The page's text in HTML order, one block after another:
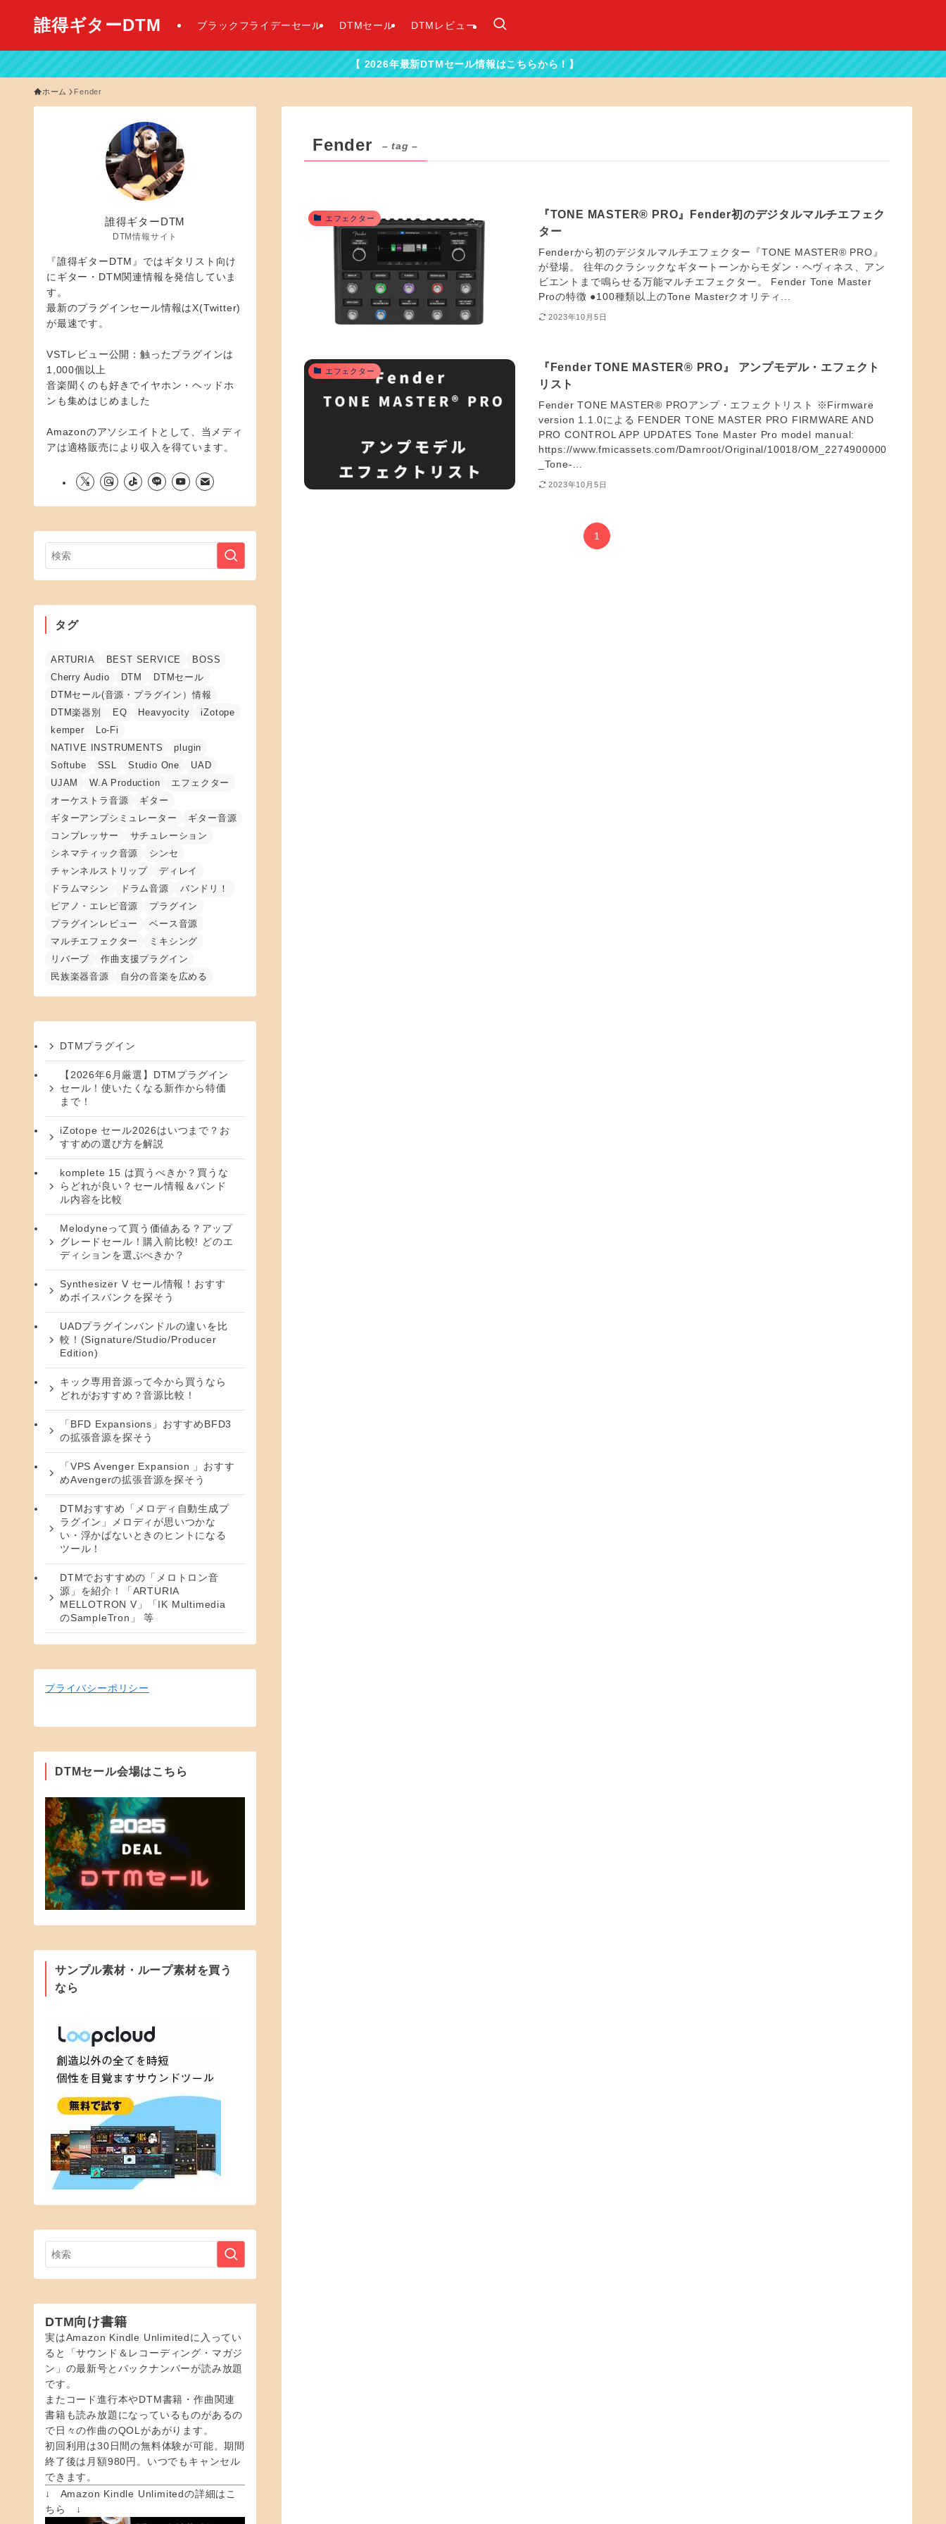
誰得ギターDTM ブラックフライデーセール DTMセール DTMレビュー
【 2026年最新DTMセール情報はこちらから！】
ホーム Fender
Fender – tag –
エフェクター
『TONE MASTER® PRO』Fender初のデジタルマルチエフェク
ター
Fenderから初のデジタルマルチエフェクター『TONE MASTER® PRO』
が登場。 往年のクラシックなギタートーンからモダン・ヘヴィネス、アン
ビエントまで鳴らせる万能マルチエフェクター。 Fender Tone Master
Proの特徴 ●100種類以上のTone Masterクオリティ...
2023年10月5日
エフェクター
『Fender TONE MASTER® PRO』 アンプモデル・エフェクト
リスト
Fender TONE MASTER® PROアンプ・エフェクトリスト ※Firmware
version 1.1.0による FENDER TONE MASTER PRO FIRMWARE AND
PRO CONTROL APP UPDATES Tone Master Pro model manual:
https://www.fmicassets.com/Damroot/Original/10018/OM_2274900000
_Tone-...
2023年10月5日
1
誰得ギターDTM
DTM情報サイト
『誰得ギターDTM』ではギタリスト向け
にギター・DTM関連情報を発信していま
す。
最新のプラグインセール情報はX(Twitter)
が最速です。
VSTレビュー公開：触ったプラグインは
1,000個以上
音楽聞くのも好きでイヤホン・ヘッドホ
ンも集めはじめました
Amazonのアソシエイトとして、当メディ
アは適格販売により収入を得ています。
タグ
ARTURIA BEST SERVICE
BOSS
Cherry Audio
DTM
DTMセール
DTMセール(音源・プラグイン）情報
DTM楽器別
EQ Heavyocity
iZotope
kemper
Lo-Fi
NATIVE INSTRUMENTS
plugin
Softube
SSL Studio One
UAD
UJAM
W.A Production
エフェクター
オーケストラ音源
ギター
ギターアンプシミュレーター
ギター音源
コンプレッサー
サチュレーション
シネマティック音源
シンセ
チャンネルストリップ
ディレイ
ドラムマシン
ドラム音源
バンドリ！
ピアノ・エレピ音源
プラグイン
プラグインレビュー
ベース音源
マルチエフェクター
ミキシング
リバーブ
作曲支援プラグイン
民族楽器音源
自分の音楽を広める
DTMプラグイン
【2026年6月厳選】DTMプラグイン
セール！使いたくなる新作から特価
まで！
iZotope セール2026はいつまで？お
すすめの選び方を解説
komplete 15 は買うべきか？買うな
らどれが良い？セール情報＆バンド
ル内容を比較
Melodyneって買う価値ある？アップ
グレードセール！購入前比較! どのエ
ディションを選ぶべきか？
Synthesizer V セール情報！おすす
めボイスバンクを探そう
UADプラグインバンドルの違いを比
較！(Signature/Studio/Producer
Edition)
キック専用音源って今から買うなら
どれがおすすめ？音源比較！
「BFD Expansions」おすすめBFD3
の拡張音源を探そう
「VPS Avenger Expansion 」おすす
めAvengerの拡張音源を探そう
DTMおすすめ「メロディ自動生成プ
ラグイン」メロディが思いつかな
い・浮かばないときのヒントになる
ツール！
DTMでおすすめの「メロトロン音
源」を紹介！「ARTURIA
MELLOTRON V」「IK Multimedia
のSampleTron」 等
プライバシーポリシー
DTMセール会場はこちら
サンプル素材・ループ素材を買う
なら
DTM向け書籍
実はAmazon Kindle Unlimitedに入ってい
ると「サウンド＆レコーディング・マガジ
ン」の最新号とバックナンバーが読み放題
です。
またコード進行本やDTM書籍・作曲関連
書籍も読み放題になっているものがあるの
で日々の作曲のQOLがあがります。
初回利用は30日間の無料体験が可能。期間
終了後は月額980円。いつでもキャンセル
できます。
↓ Amazon Kindle Unlimitedの詳細はこ
ちら ↓